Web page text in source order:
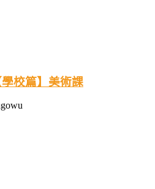
校篇】美術課